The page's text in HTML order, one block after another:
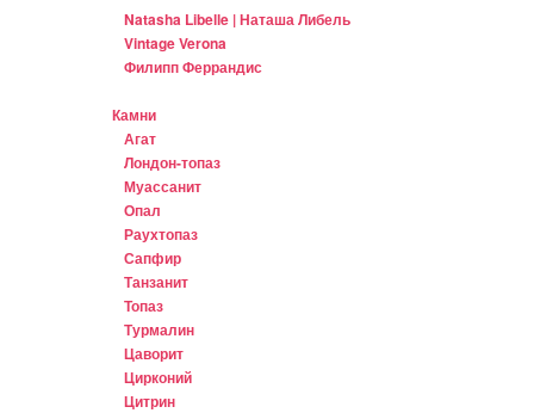
Natasha Libelle | Наташа Либель
Vintage Verona
Филипп Феррандис
Камни
Агат
Лондон-топаз
Муассанит
Опал
Раухтопаз
Сапфир
Танзанит
Топаз
Турмалин
Цаворит
Цирконий
Цитрин